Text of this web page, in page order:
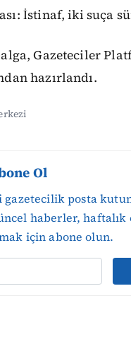
İstinaf, iki suça
Gazeteciler
hazırlandı.
Ol
gazetecilik posta
haberler,
için abone olun.